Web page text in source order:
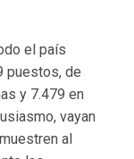
el país
puestos, de
y 7.479 en
vayan
al